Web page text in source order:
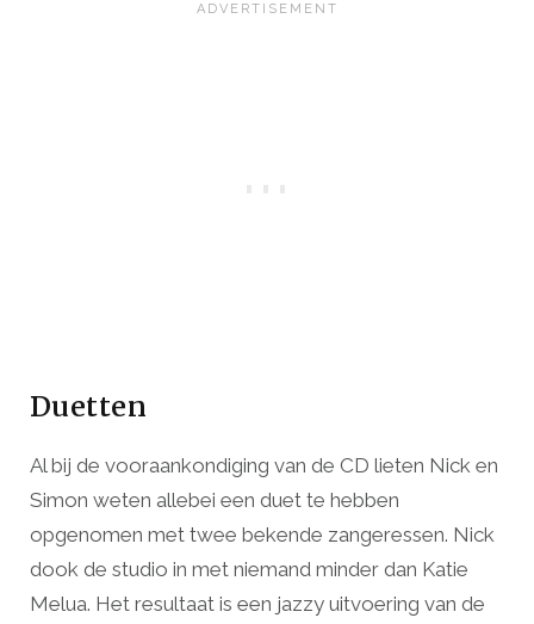
Duetten
Al bij de vooraankondiging van de CD lieten Nick en
Simon weten allebei een duet te hebben
opgenomen met twee bekende zangeressen. Nick
dook de studio in met niemand minder dan Katie
Melua. Het resultaat is een jazzy uitvoering van de